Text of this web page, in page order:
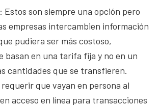
Estos son siempre una opción pero
empresas intercambien información
pudiera ser más costoso,
basan en una tarifa fija y no en un
cantidades que se transfieren.
que vayan en persona al
acceso en línea para transacciones